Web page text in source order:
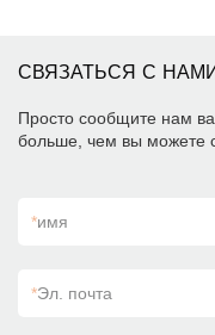
СВЯЗАТЬСЯ С
Просто сообщите нам
больше, чем вы можете
*имя
*Эл. почта